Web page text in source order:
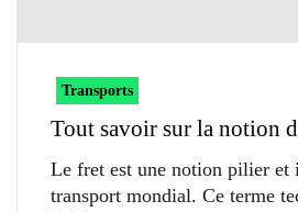
Transports
Tout savoir sur la notion
Le fret est une notion pilier et
transport mondial. Ce terme